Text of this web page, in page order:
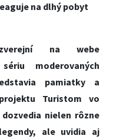
na dlhý pobyt
na webe
moderovaných
pamiatky a
Turistom vo
nielen rôzne
ale uvidia aj